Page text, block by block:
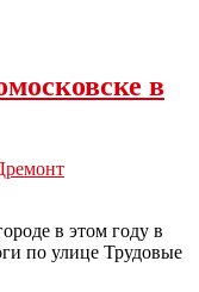
в
ремонт
в этом году в
по улице Трудовые